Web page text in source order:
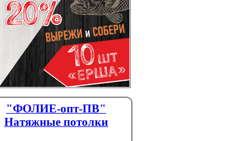
"ФОЛИЕ-опт-ПВ"
Натяжные потолки